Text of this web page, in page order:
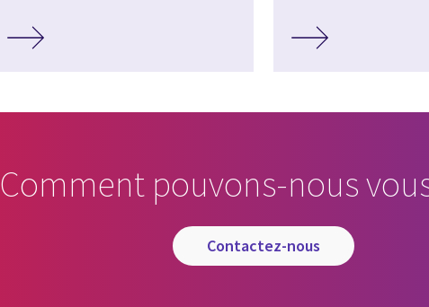
Comment pouvons-nous
contactez-nous